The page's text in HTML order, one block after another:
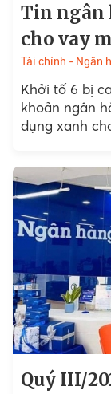
Tin ngân
cho vay
Tài chính - Ngân
Khởi tố 6 bị
khoản ngân
dụng xanh
Quý III/